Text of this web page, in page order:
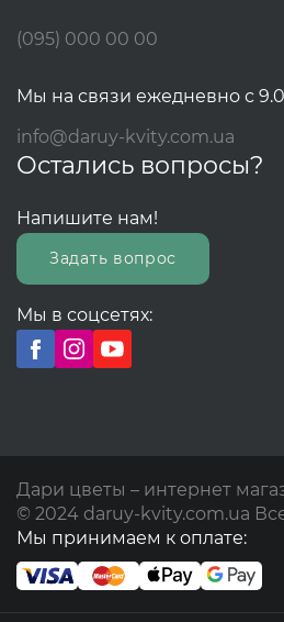
(095) 000 00 00
Мы на связи ежедневно с
info@daruy-kvity.com.ua
Остались вопросы?
Напишите нам!
Задать вопрос
Мы в соцсетях:
Дари цветы – интернет
© 2024 daruy-kvity.com.ua
Мы принимаем к оплате: